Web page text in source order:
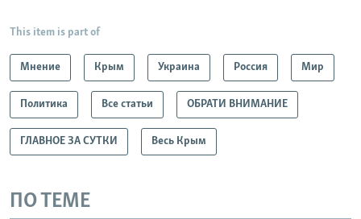
This item is part of
Мнение Крым Украина Россия Мир
Политика Все статьи ОБРАТИ ВНИМАНИЕ
ГЛАВНОЕ ЗА СУТКИ Весь Крым
ПО ТЕМЕ